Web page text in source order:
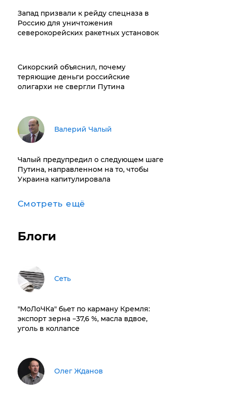
Запад призвали к рейду спецназа в
Россию для уничтожения
северокорейских ракетных установок
Сикорский объяснил, почему
теряющие деньги российские
олигархи не свергли Путина
Валерий Чалый
Чалый предупредил о следующем шаге
Путина, направленном на то, чтобы
Украина капитулировала
Смотреть ещё
Блоги
Сеть
​"МоЛоЧКа" бьет по карману Кремля:
экспорт зерна −37,6 %, масла вдвое,
уголь в коллапсе
Олег Жданов